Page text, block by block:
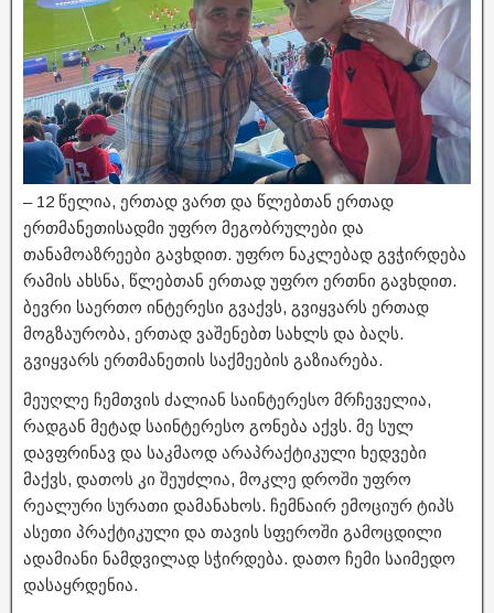
– 12 წელია, ერთად ვართ და წლებთან ერთად
ერთმანეთისადმი უფრო მეგობრულები და
თანამოაზრეები გავხდით. უფრო ნაკლებად გვჭირდება
რამის ახსნა, წლებთან ერთად უფრო ერთნი გავხდით.
ბევრი საერთო ინტერესი გვაქვს, გვიყვარს ერთად
მოგზაურობა, ერთად ვაშენებთ სახლს და ბაღს.
გვიყვარს ერთმანეთის საქმეების გაზიარება.
მეუღლე ჩემთვის ძალიან საინტერესო მრჩეველია,
რადგან მეტად საინტერესო გონება აქვს. მე სულ
დავფრინავ და საკმაოდ არაპრაქტიკული ხედვები
მაქვს, დათოს კი შეუძლია, მოკლე დროში უფრო
რეალური სურათი დამანახოს. ჩემნაირ ემოციურ ტიპს
ასეთი პრაქტიკული და თავის სფეროში გამოცდილი
ადამიანი ნამდვილად სჭირდება. დათო ჩემი საიმედო
დასაყრდენია.